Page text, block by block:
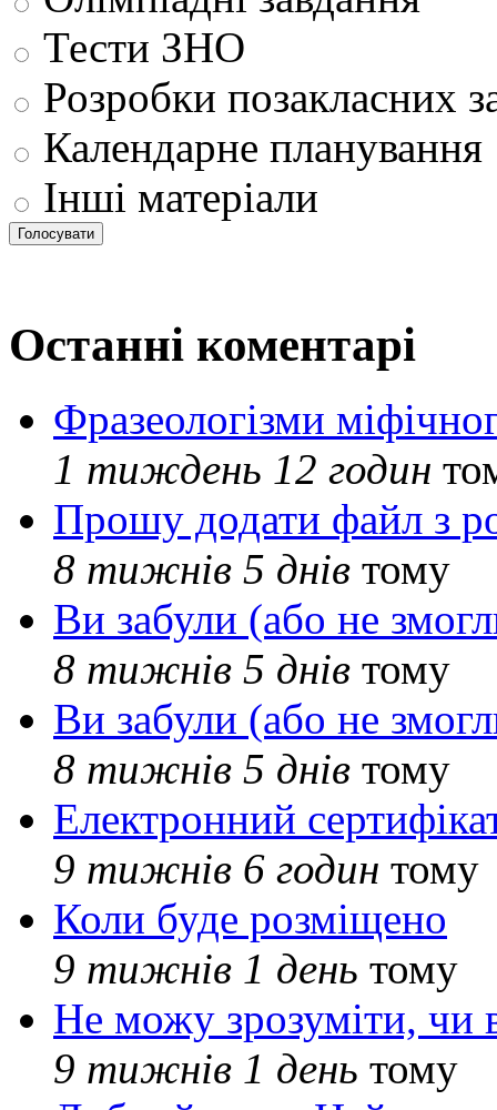
Тести ЗНО
Розробки позакласних
Календарне планування
Інші матеріали
Останні коментарі
Фразеологізми
1 тиждень 12 годин
Прошу додати файл з
8 тижнів 5 днів тому
Ви забули (або не
8 тижнів 5 днів тому
Ви забули (або не
8 тижнів 5 днів тому
Електронний
9 тижнів 6 годин тому
Коли буде розміщено
9 тижнів 1 день тому
Не можу зрозуміти, чи
9 тижнів 1 день тому